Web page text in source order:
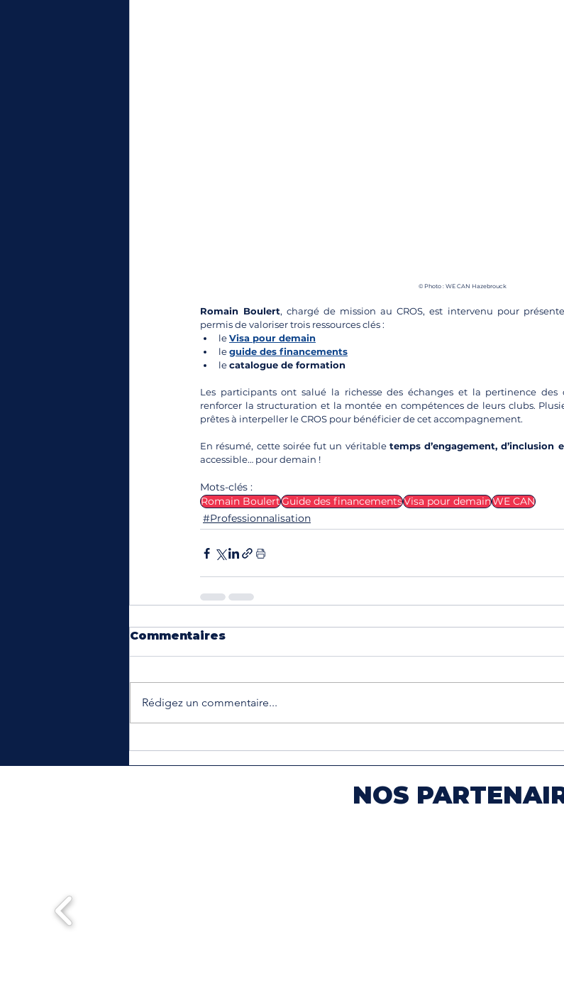
© Photo : WE CAN Hazebrouck
Romain Boulert, chargé de mission au CROS, est intervenu pour
permis de valoriser trois ressources clés :
le Visa pour demain
le guide des financements
le catalogue de formation
Les participants ont salué la richesse des échanges et la pertinence
renforcer la structuration et la montée en compétences de leurs clubs.
prêtes à interpeller le CROS pour bénéficier de cet accompagnement.
En résumé, cette soirée fut un véritable temps d’engagement, d’inclusion
accessible… pour demain !
Mots-clés :
Romain BoulertGuide des financementsVisa pour demainWE CAN
#Professionnalisation
Commentaires
Rédigez un commentaire...
NOS